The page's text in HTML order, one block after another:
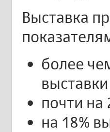
Выставка
более
выставки
почти на
на 18%